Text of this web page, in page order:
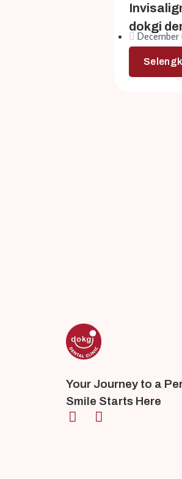
dokgi
December
Your Journey to a
Smile Starts Here